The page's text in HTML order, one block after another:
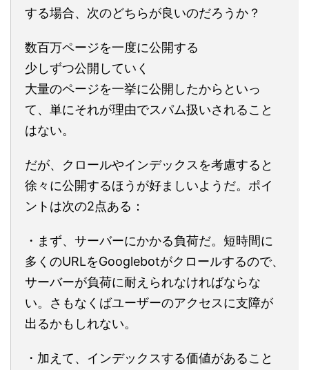
する場合、次のどちらが良いのだろうか？
数百万ページを一度に公開する
少しずつ公開していく
大量のページを一挙に公開したからといっ
て、単にそれが理由でスパム扱いされること
はない。
だが、クロールやインデックスを考慮すると
徐々に公開するほうが好ましいようだ。ポイ
ントは次の2点ある：
・まず、サーバーにかかる負荷だ。短時間に
多くのURLをGooglebotがクロールするので、
サーバーが負荷に耐えられなければならな
い。さもなくばユーザーのアクセスに支障が
出るかもしれない。
・加えて、インデックスする価値があること